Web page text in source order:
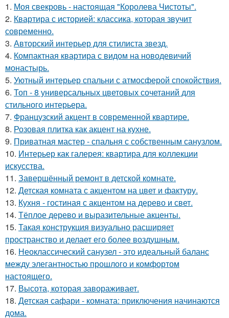
1. Моя свекровь - настоящая "Королева Чистоты".
2. Квартира с историей: классика, которая звучит
современно.
3. Авторский интерьер для стилиста звезд.
4. Компактная квартира с видом на новодевичий
монастырь.
5. Уютный интерьер спальни с атмосферой спокойствия.
6. Топ - 8 универсальных цветовых сочетаний для
стильного интерьера.
7. Французский акцент в современной квартире.
8. Розовая плитка как акцент на кухне.
9. Приватная мастер - спальня с собственным санузлом.
10. Интерьер как галерея: квартира для коллекции
искусства.
11. Завершённый ремонт в детской комнате.
12. Детская комната с акцентом на цвет и фактуру.
13. Кухня - гостиная с акцентом на дерево и свет.
14. Тёплое дерево и выразительные акценты.
15. Такая конструкция визуально расширяет
пространство и делает его более воздушным.
16. Неоклассический санузел - это идеальный баланс
между элегантностью прошлого и комфортом
настоящего.
17. Высота, которая завораживает.
18. Детская сафари - комната: приключения начинаются
дома.